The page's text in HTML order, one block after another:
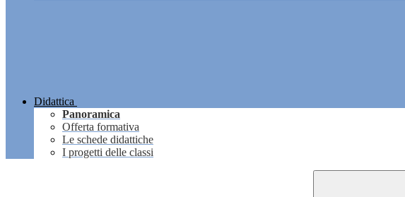
Didattica
Panoramica
Offerta formativa
Le schede didattiche
I progetti delle classi